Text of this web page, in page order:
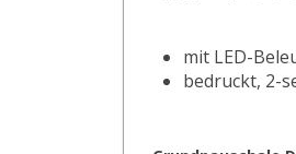
abbrechen
mit LED-
bedruckt, 2-